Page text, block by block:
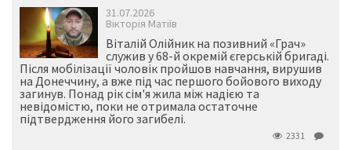
31.07.2026
Вікторія Матіїв
Віталій Олійник на позивний «Грач»
служив у 68-й окремій єгерській бригаді.
Після мобілізації чоловік пройшов навчання, вирушив
на Донеччину, а вже під час першого бойового виходу
загинув. Понад рік сім'я жила між надією та
невідомістю, поки не отримала остаточне
підтвердження його загибелі.
2331